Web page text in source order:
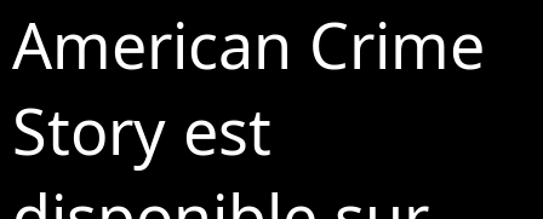
American Crime
Story est